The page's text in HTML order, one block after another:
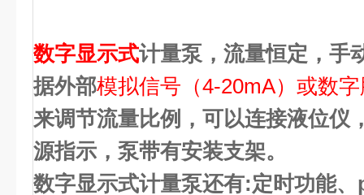
数字显示式计量泵，流量恒定，手
据外部模拟信号（4-20mA）或数
来调节流量比例，可以连接液位仪
源指示，泵带有安装支架。
数字显示式计量泵还有:定时功能